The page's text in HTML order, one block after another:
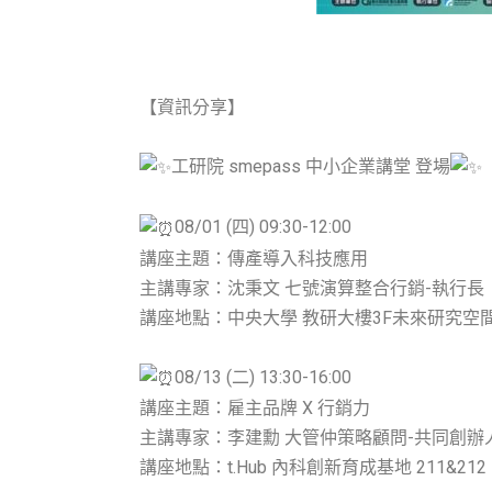
【資訊分享】
工研院 smepass 中小企業講堂 登場
08/01 (四) 09:30-12:00
講座主題：傳產導入科技應用
主講專家：沈秉文 七號演算整合行銷-執行長
講座地點：中央大學 教研大樓3F未來研究空
08/13 (二) 13:30-16:00
講座主題：雇主品牌 X 行銷力
主講專家：李建勳 大管仲策略顧問-共同創辦
講座地點：t.Hub 內科創新育成基地 211&212